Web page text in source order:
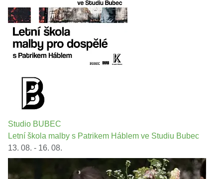
Studio BUBEC
Letní škola malby s Patrikem Háblem ve Studiu Bubec
13. 08. - 16. 08.